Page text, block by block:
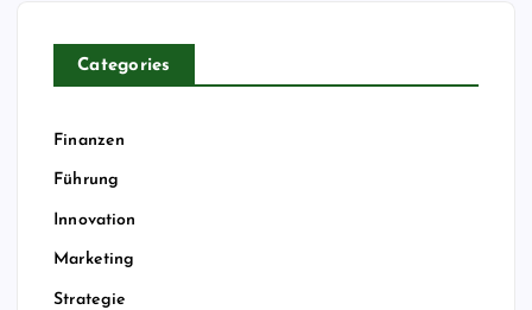
Categories
Finanzen
Führung
Innovation
Marketing
Strategie